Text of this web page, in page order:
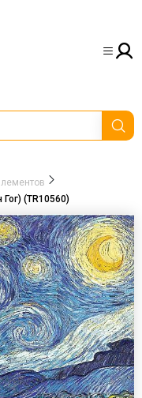
(TR10560)